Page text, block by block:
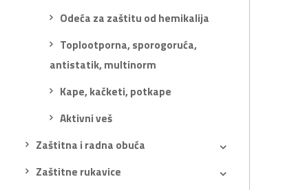
Odeća za zaštitu od hemikalija
Toplootporna, sporogoruća,
antistatik, multinorm
Kape, kačketi, potkape
Aktivni veš
Zaštitna i radna obuća
Zaštitne rukavice